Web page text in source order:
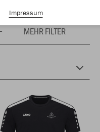
MEHR FILTER
Impressum